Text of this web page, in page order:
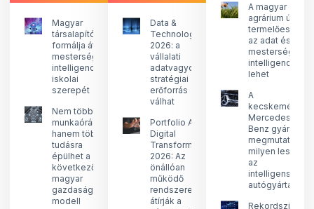
Magyar
társalapító
formálja át a
mesterséges
intelligencia
iskolai
szerepét
Nem több
munkaórára,
hanem több
tudásra
épülhet a
következő
magyar
gazdasági
modell
Data &
Technology
2026: a
vállalati
adatvagyonból
stratégiai
erőforrás
válhat
Portfolio AI &
Digital
Transformation
2026: Az
önállóan
működő
rendszerek
átírják a
A magyar
agrárium új
az adat és a
mesterséges
intelligencia
lehet
A
kecskeméti
Mercedes-
Benz gyár
megmutatja,
milyen lesz
az
intelligens
autógyártás
Rekordszinten